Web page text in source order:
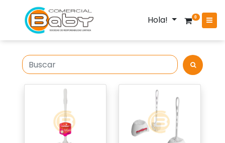
Hola! 0